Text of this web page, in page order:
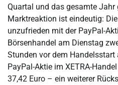
Quartal und das gesamte
Marktreaktion ist eindeutig:
unzufrieden mit der PayPal-
Börsenhandel am Dienstag
Stunden vor dem Handelsstart
PayPal-Aktie im XETRA-
37,42 Euro – ein weiterer